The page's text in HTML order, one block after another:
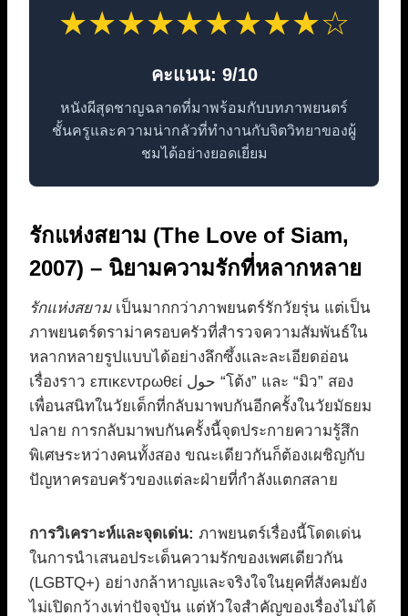
★★★★★★★★★☆
คะแนน: 9/10
หนังผีสุดชาญฉลาดที่มาพร้อมกับบทภาพยนตร์
ชั้นครูและความน่ากลัวที่ทำงานกับจิตวิทยาของผู้
ชมได้อย่างยอดเยี่ยม
รักแห่งสยาม (The Love of Siam,
2007) – นิยามความรักที่หลากหลาย
รักแห่งสยามเป็นมากกว่าภาพยนตร์รักวัยรุ่น แต่เป็น
ภาพยนตร์ดราม่าครอบครัวที่สำรวจความสัมพันธ์ใน
หลากหลายรูปแบบได้อย่างลึกซึ้งและละเอียดอ่อน
เรื่องราว επικεντρωθεί حول “โต้ง” และ “มิว” สอง
เพื่อนสนิทในวัยเด็กที่กลับมาพบกันอีกครั้งในวัยมัธยม
ปลาย การกลับมาพบกันครั้งนี้จุดประกายความรู้สึก
พิเศษระหว่างคนทั้งสอง ขณะเดียวกันก็ต้องเผชิญกับ
ปัญหาครอบครัวของแต่ละฝ่ายที่กำลังแตกสลาย
การวิเคราะห์และจุดเด่น: ภาพยนตร์เรื่องนี้โดดเด่น
ในการนำเสนอประเด็นความรักของเพศเดียวกัน
(LGBTQ+) อย่างกล้าหาญและจริงใจในยุคที่สังคมยัง
ไม่เปิดกว้างเท่าปัจจุบัน แต่หัวใจสำคัญของเรื่องไม่ได้